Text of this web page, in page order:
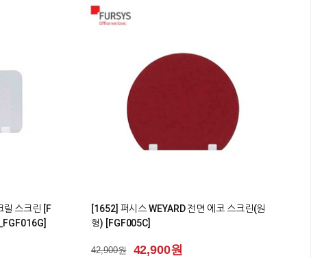
릴 스크린 [F
[1652] 퍼시스 WEYARD 전면 에코 스크린(원
형) [FGF005C]
42,900원 42,900원